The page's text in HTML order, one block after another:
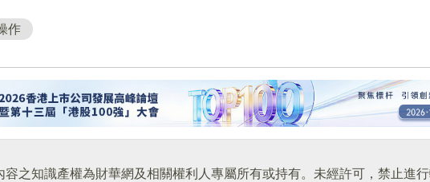
作
容之知識產權為財華網及相關權利人專屬所有或持有。未經許可，禁止進行